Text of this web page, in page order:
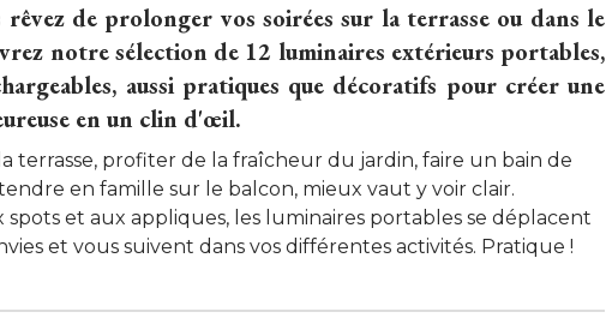
rêvez de prolonger vos soirées sur la terrasse ou dans le
notre sélection de 12 luminaires extérieurs portables,
aussi pratiques que décoratifs pour créer une
en un clin d'œil.
terrasse, profiter de la fraîcheur du jardin, faire un bain de
en famille sur le balcon, mieux vaut y voir clair.
spots et aux appliques, les luminaires portables se déplacent
et vous suivent dans vos différentes activités. Pratique !